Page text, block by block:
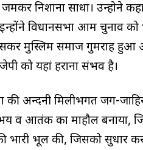
निशाना साधा। उन्होने
विधानसभा आम चुनाव को
मुस्लिम समाज गुमराह हुआ
को यहां हराना संभव है।
अन्दरूनी मिलीभगत जग-
व आतंक का माहौल बनाया,
भूल की, जिसको सुधार कर